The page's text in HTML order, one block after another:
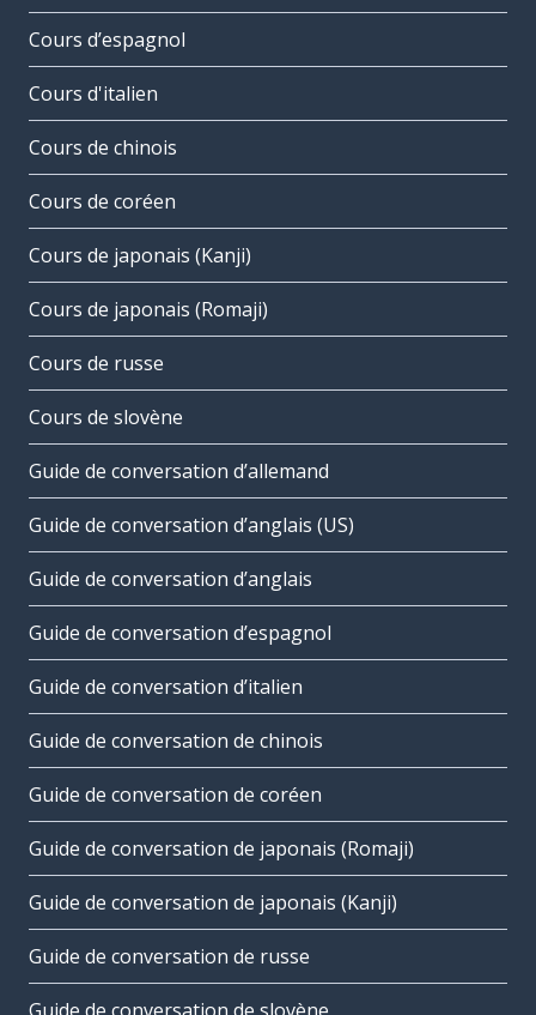
Cours d’espagnol
Cours d'italien
Cours de chinois
Cours de coréen
Cours de japonais (Kanji)
Cours de japonais (Romaji)
Cours de russe
Cours de slovène
Guide de conversation d’allemand
Guide de conversation d’anglais (US)
Guide de conversation d’anglais
Guide de conversation d’espagnol
Guide de conversation d’italien
Guide de conversation de chinois
Guide de conversation de coréen
Guide de conversation de japonais (Romaji)
Guide de conversation de japonais (Kanji)
Guide de conversation de russe